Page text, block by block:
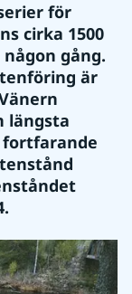
för
cirka 1500
gång.
är
längsta
fortfarande